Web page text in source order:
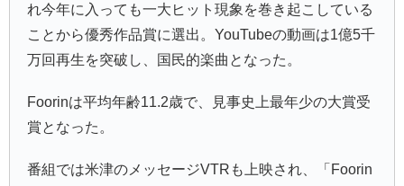
れ今年に入っても一大ヒット現象を巻き起こしている
ことから優秀作品賞に選出。YouTubeの動画は1億5千
万回再生を突破し、国民的楽曲となった。
Foorinは平均年齢11.2歳で、見事史上最年少の大賞受
賞となった。
番組では米津のメッセージVTRも上映され、「Foorin